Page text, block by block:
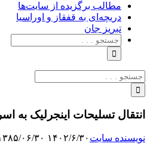
مطالب برگزیده از سایت‌ها
دریچه‌ای به قفقاز و اوراسیا
تبریزِ جان
جستجو
برای:
جستجو
برای:
انتقال تسلیحات اینجرلیک به
نویسنده سایت ۱۴۰۲/۶/۳۰ ۱۳:۲۳:۳۹ ۱۳۸۵/۰۶/